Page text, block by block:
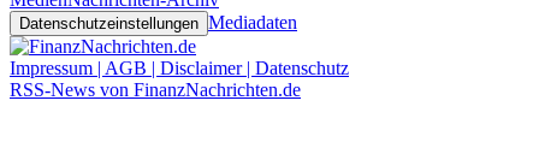
Datenschutzeinstellungen Mediadaten
Impressum | AGB | Disclaimer | Datenschutz
RSS-News von FinanzNachrichten.de